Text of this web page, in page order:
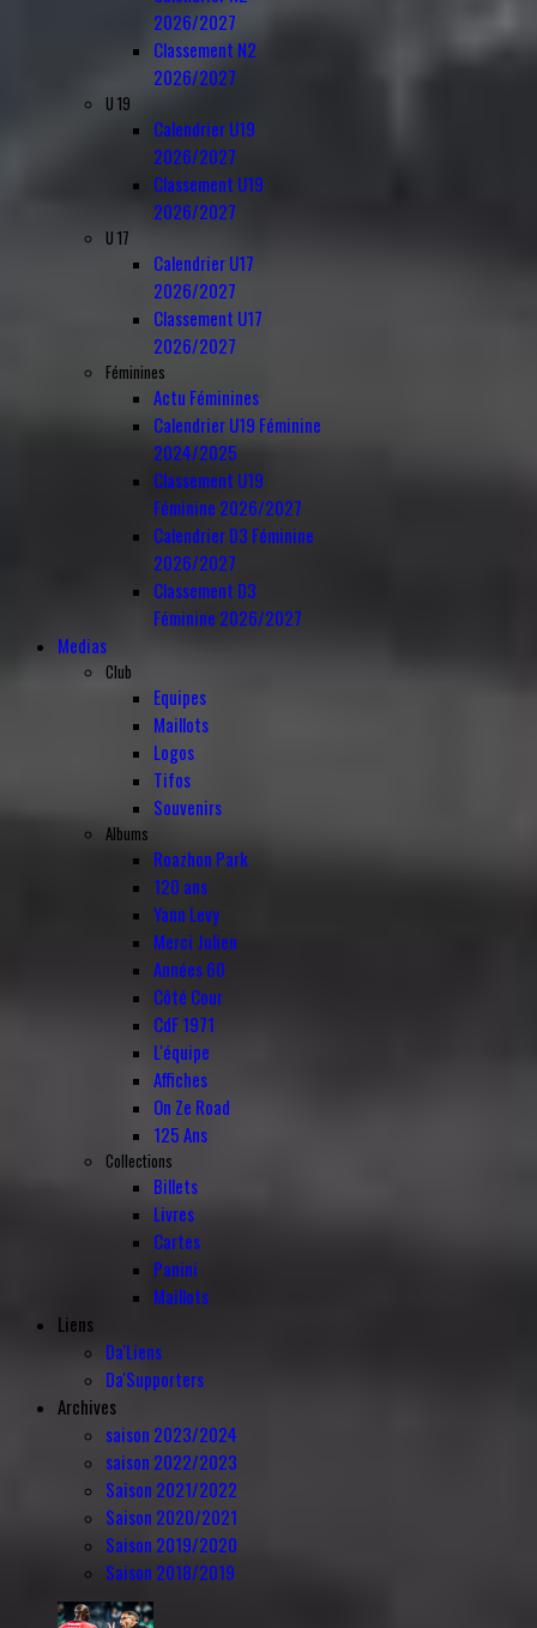
2026/2027
Classement N2
2026/2027
U 19
Calendrier U19
2026/2027
Classement U19
2026/2027
U 17
Calendrier U17
2026/2027
Classement U17
2026/2027
Féminines
Actu Féminines
Calendrier U19 Féminine
2024/2025
Classement U19
Féminine 2026/2027
Calendrier D3 Féminine
2026/2027
Classement D3
Féminine 2026/2027
Medias
Club
Equipes
Maillots
Logos
Tifos
Souvenirs
Albums
Roazhon Park
120 ans
Yann Levy
Merci Julien
Années 60
Côté Cour
CdF 1971
L'équipe
Affiches
On Ze Road
125 Ans
Collections
Billets
Livres
Cartes
Panini
Maillots
Liens
Da'Liens
Da'Supporters
Archives
saison 2023/2024
saison 2022/2023
Saison 2021/2022
Saison 2020/2021
Saison 2019/2020
Saison 2018/2019